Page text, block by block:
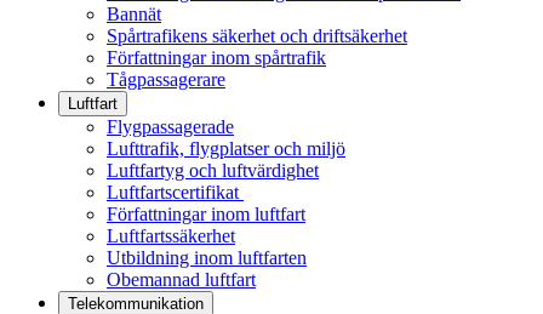
Bannät
Spårtrafikens säkerhet och driftsäkerhet
Författningar inom spårtrafik
Tågpassagerare
Luftfart
Flygpassagerade
Lufttrafik, flygplatser och miljö
Luftfartyg och luftvärdighet
Luftfartscertifikat
Författningar inom luftfart
Luftfartssäkerhet
Utbildning inom luftfarten
Obemannad luftfart
Telekommunikation